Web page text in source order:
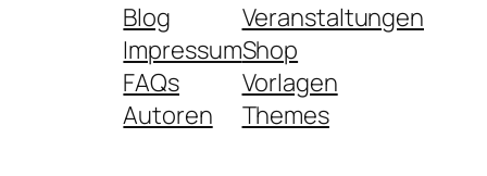
Blog
Impressum
FAQs
Autoren
Veranstaltungen
Shop
Vorlagen
Themes